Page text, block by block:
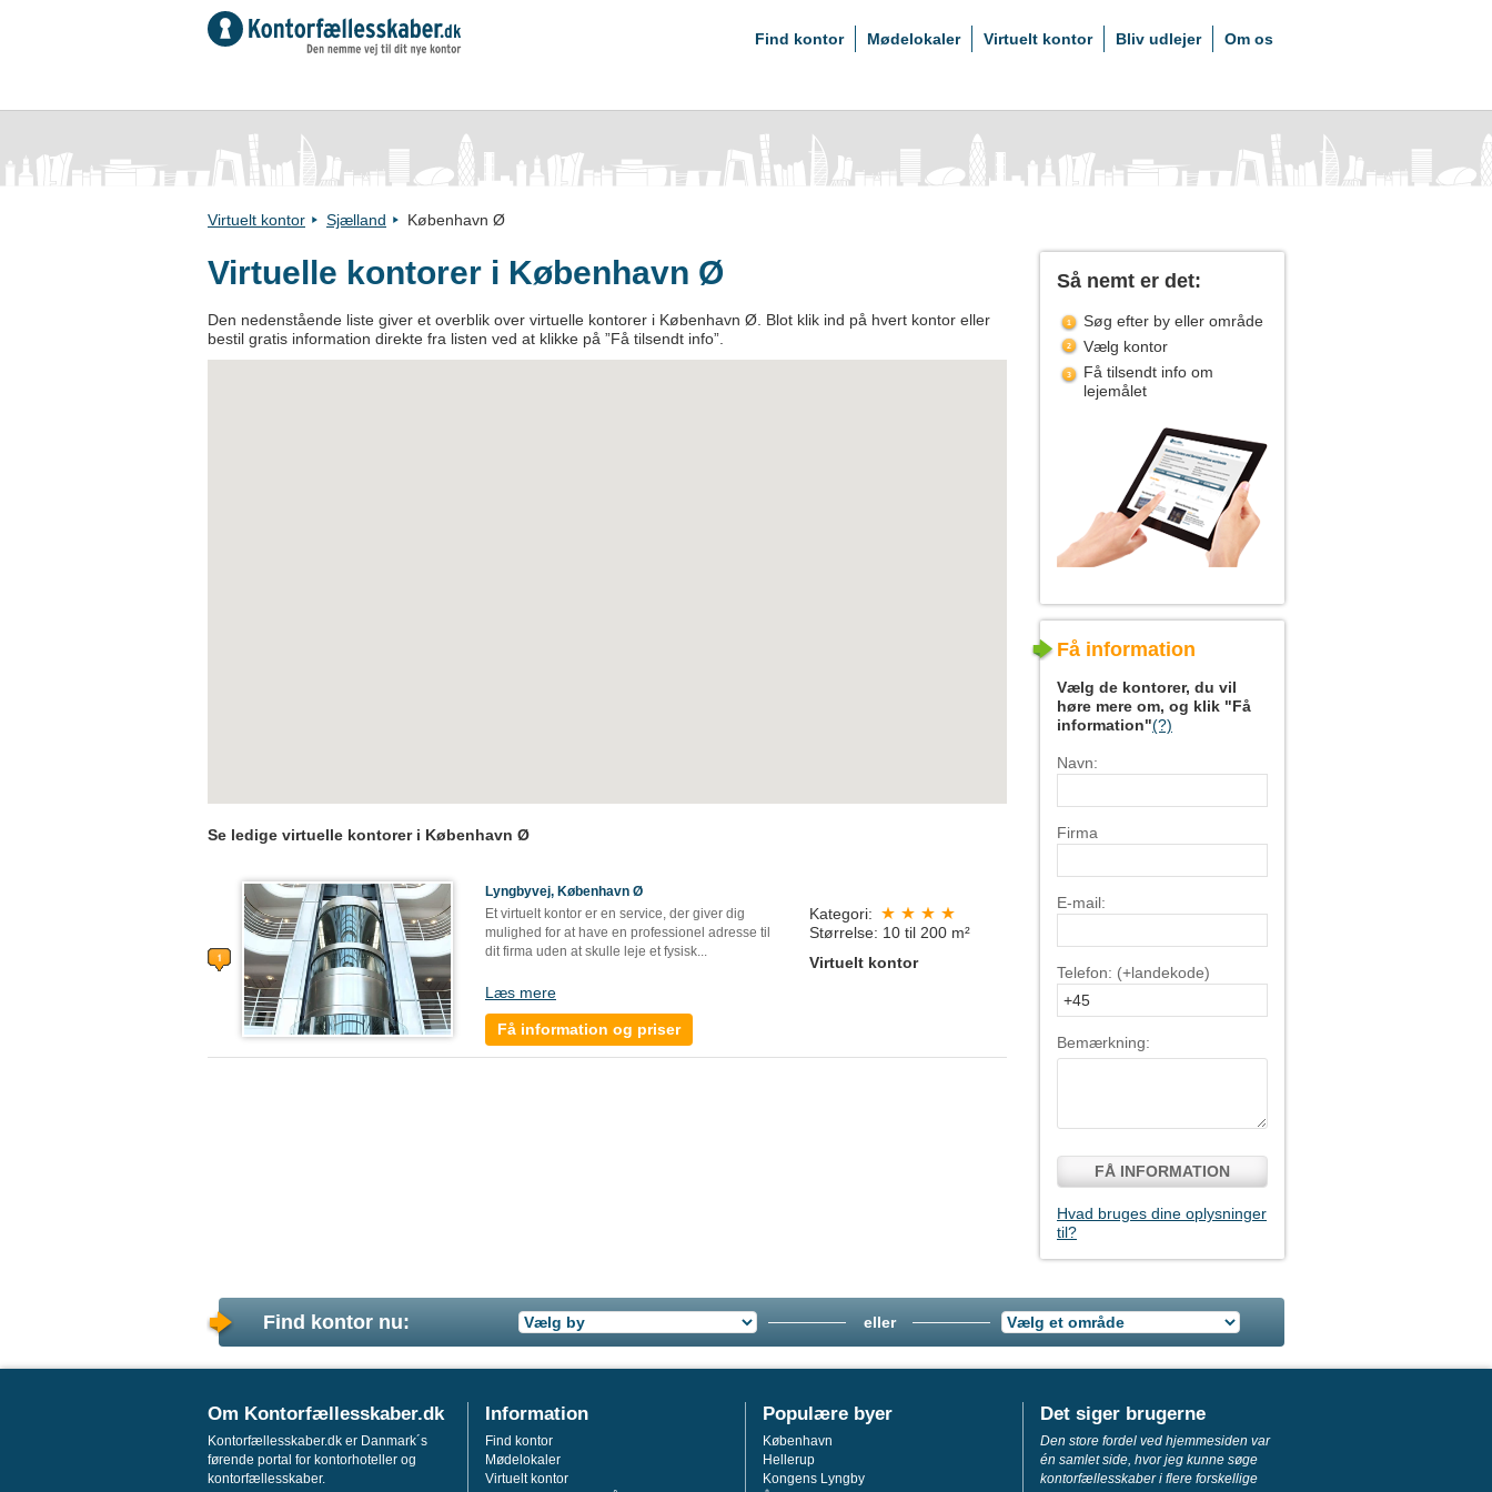
Find kontor Mødelokaler Virtuelt kontor Bliv udlejer Om os
Virtuelt kontor Sjælland København Ø
Virtuelle kontorer i København Ø
Den nedenstående liste giver et overblik over virtuelle kontorer i København Ø. Blot klik ind på hvert kontor eller
bestil gratis information direkte fra listen ved at klikke på ”Få tilsendt info”.
Se ledige virtuelle kontorer i København Ø
Lyngbyvej, København Ø
Et virtuelt kontor er en service, der giver dig
mulighed for at have en professionel adresse til
dit firma uden at skulle leje et fysisk...
Læs mere
Få information og priser
Kategori:
Størrelse: 10 til 200 m²
Virtuelt kontor
Så nemt er det:
Søg efter by eller område
Vælg kontor
Få tilsendt info om
lejemålet
Få information
Vælg de kontorer, du vil
høre mere om, og klik "Få
information"(?)
Navn:
Firma
E-mail:
Telefon: (+landekode)
Bemærkning:
FÅ INFORMATION
Hvad bruges dine oplysninger
til?
Find kontor nu: eller
Om Kontorfællesskaber.dk
Kontorfællesskaber.dk er Danmark´s
førende portal for kontorhoteller og
kontorfællesskaber.
Information
Find kontor
Mødelokaler
Virtuelt kontor
Populære byer
København
Hellerup
Kongens Lyngby
Det siger brugerne
Den store fordel ved hjemmesiden var
én samlet side, hvor jeg kunne søge
kontorfællesskaber i flere forskellige